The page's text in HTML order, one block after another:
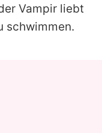
Vampir liebt
schwimmen.